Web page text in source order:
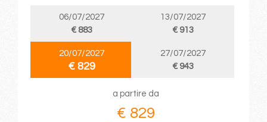
06/07/2027
€ 883
13/07/2027
€ 913
20/07/2027
€ 829
27/07/2027
€ 943
a partire da
€ 829